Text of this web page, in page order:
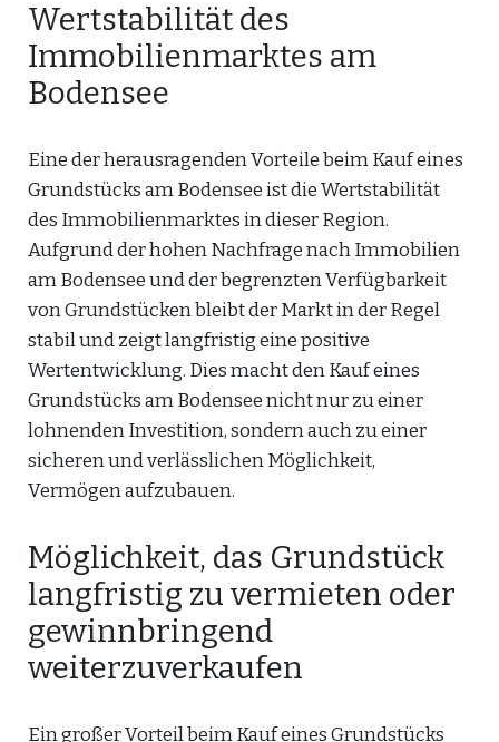
Wertstabilität des
Immobilienmarktes am
Bodensee
Eine der herausragenden Vorteile beim Kauf eines
Grundstücks am Bodensee ist die Wertstabilität
des Immobilienmarktes in dieser Region.
Aufgrund der hohen Nachfrage nach Immobilien
am Bodensee und der begrenzten Verfügbarkeit
von Grundstücken bleibt der Markt in der Regel
stabil und zeigt langfristig eine positive
Wertentwicklung. Dies macht den Kauf eines
Grundstücks am Bodensee nicht nur zu einer
lohnenden Investition, sondern auch zu einer
sicheren und verlässlichen Möglichkeit,
Vermögen aufzubauen.
Möglichkeit, das Grundstück
langfristig zu vermieten oder
gewinnbringend
weiterzuverkaufen
Ein großer Vorteil beim Kauf eines Grundstücks